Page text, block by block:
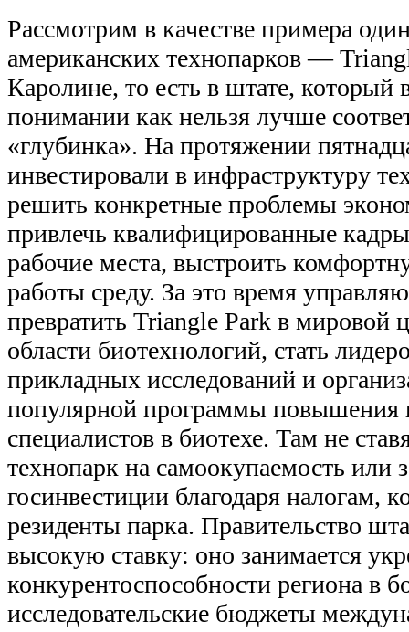
Рассмотрим в качестве примера
американских технопарков —
Каролине, то есть в штате, который
понимании как нельзя лучше
«глубинка». На протяжении
инвестировали в инфраструктуру
решить конкретные проблемы
привлечь квалифицированные
рабочие места, выстроить
работы среду. За это время
превратить Triangle Park в мировой
области биотехнологий, стать
прикладных исследований и
популярной программы повышения
специалистов в биотехе. Там не
технопарк на самоокупаемость или
госинвестиции благодаря налогам,
резиденты парка. Правительство
высокую ставку: оно занимается
конкурентоспособности региона в
исследовательские бюджеты